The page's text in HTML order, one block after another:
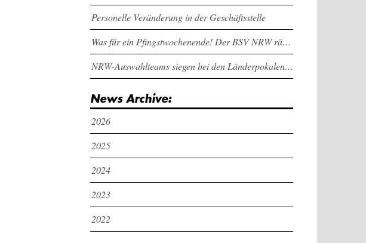
Personelle Veränderung in der Geschäftsstelle
Was für ein Pfingstwochenende! Der BSV NRW räumt bei den Länderpokalen ab
NRW-Auswahlteams siegen bei den Länderpokalen und dem Deutschlandcup an Pfingsten
News Archive:
2026
2025
2024
2023
2022